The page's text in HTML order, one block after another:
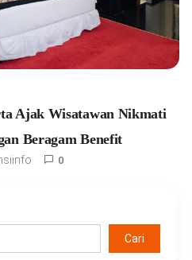
Ajak Wisatawan Nikmati
Beragam Benefit
0
Cari